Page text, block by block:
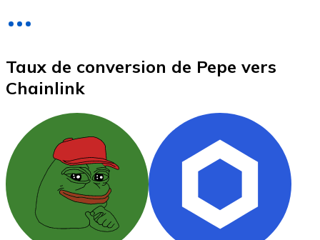
XRP
XRP
Taux de conversion de Pepe vers
Chainlink